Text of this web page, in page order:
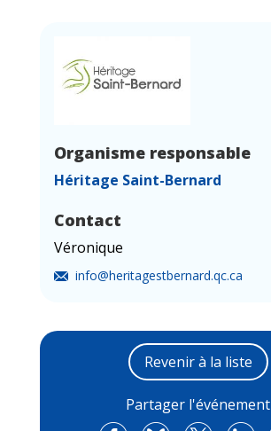
Organisme responsable
Héritage Saint-Bernard
Contact
Véronique
info@heritagestbernard.qc.ca
Revenir à la liste
Partager l'événement